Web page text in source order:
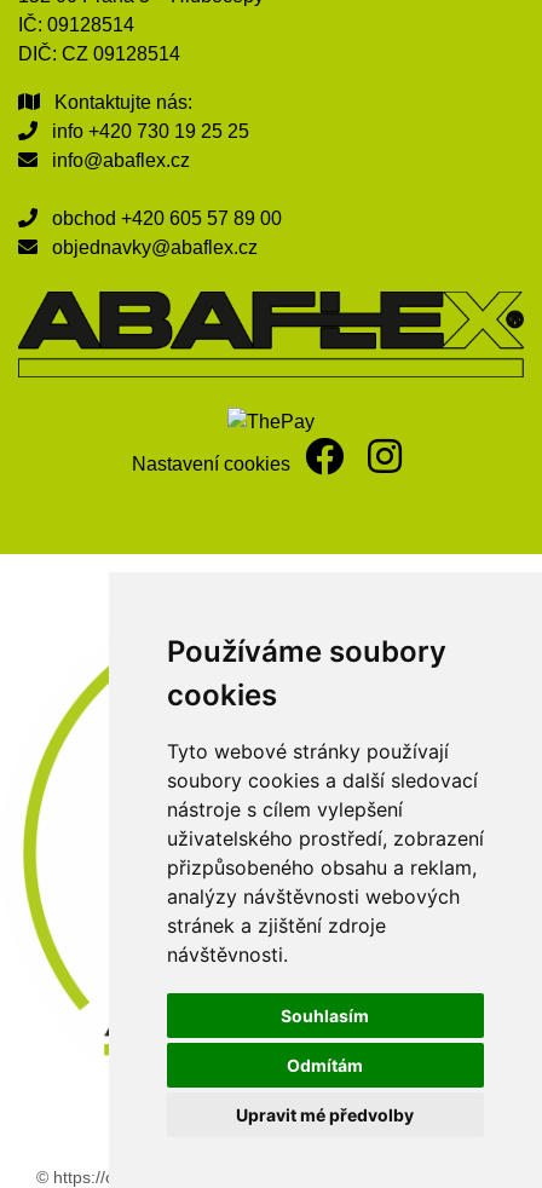
Používáme soubory
cookies
Tyto webové stránky používají
soubory cookies a další sledovací
nástroje s cílem vylepšení
uživatelského prostředí, zobrazení
přizpůsobeného obsahu a reklam,
analýzy návštěvnosti webových
stránek a zjištění zdroje
návštěvnosti.
Souhlasím
Odmítám
Upravit mé předvolby
IČ: 09128514
DIČ: CZ 09128514
Kontaktujte nás:
info +420 730 19 25 25
info@abaflex.cz
obchod +420 605 57 89 00
objednavky@abaflex.cz
Nastavení cookies
© https://old.abaflex.cz 2026 |